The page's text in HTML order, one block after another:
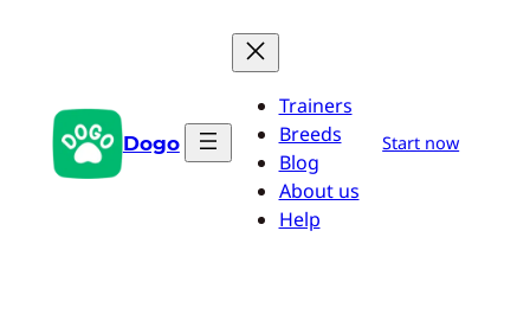
Dogo
Trainers
Breeds
Blog
About us
Help
Start now